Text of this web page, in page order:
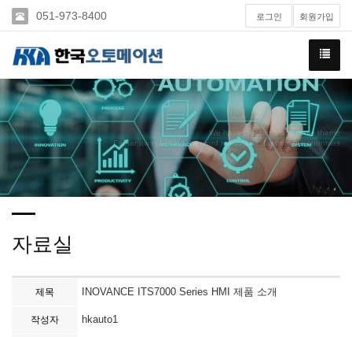
051-973-8400 로그인 회원가입
We have created a awesome theme
Far far away,behind the word mountains, far from the countries
자료실
제목 INOVANCE ITS7000 Series HMI 제품 소개
작성자 hkauto1